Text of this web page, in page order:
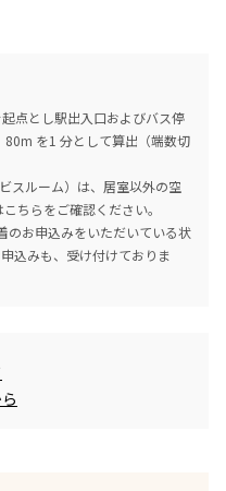
点とし駅出入口およびバス停
を1 分として算出（端数切
スルーム）は、居室以外の空
こちらをご確認ください。
のお申込みをいただいている状
込みも、受け付けておりま